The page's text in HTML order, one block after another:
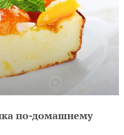
по-домашнему